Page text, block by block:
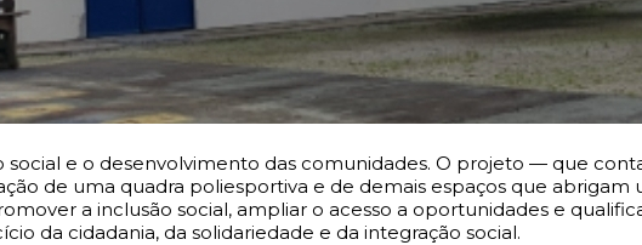
social e o desenvolvimento das comunidades. O projeto — que
de uma quadra poliesportiva e de demais espaços que abrigam
a inclusão social, ampliar o acesso a oportunidades e
da cidadania, da solidariedade e da integração social.